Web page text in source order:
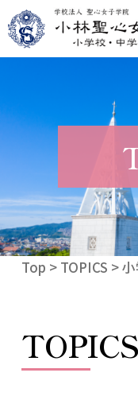
Top > TOPICS >
TOPICS